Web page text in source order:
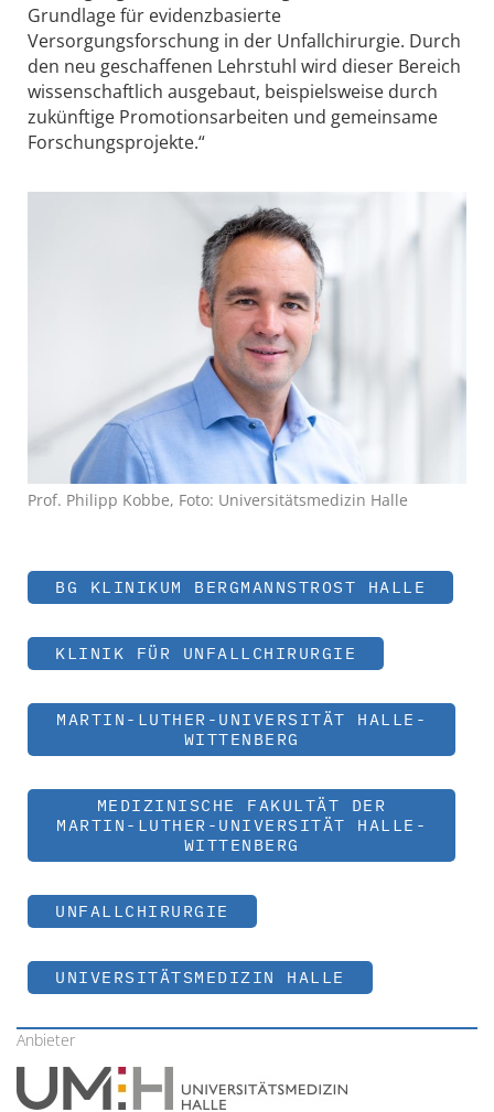
Grundlage für evidenzbasierte
Versorgungsforschung in der Unfallchirurgie. Durch
den neu geschaffenen Lehrstuhl wird dieser Bereich
wissenschaftlich ausgebaut, beispielsweise durch
zukünftige Promotionsarbeiten und gemeinsame
Forschungsprojekte.“
Prof. Philipp Kobbe, Foto: Universitätsmedizin Halle
BG KLINIKUM BERGMANNSTROST HALLE
KLINIK FÜR UNFALLCHIRURGIE
MARTIN-LUTHER-UNIVERSITÄT HALLE-
WITTENBERG
MEDIZINISCHE FAKULTÄT DER
MARTIN-LUTHER-UNIVERSITÄT HALLE-
WITTENBERG
UNFALLCHIRURGIE
UNIVERSITÄTSMEDIZIN HALLE
Anbieter